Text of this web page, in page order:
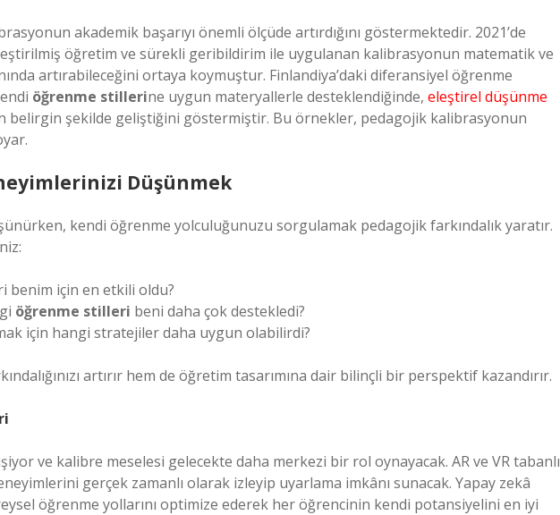
akademik başarıyı önemli ölçüde artırdığını göstermektedir. 2021’de
öğretim ve sürekli geribildirim ile uygulanan kalibrasyonun matematik ve
artırabileceğini ortaya koymuştur. Finlandiya’daki diferansiyel öğrenme
öğrenme stillerine uygun materyallerle desteklendiğinde, eleştirel düşünme
belirgin şekilde geliştiğini göstermiştir. Bu örnekler, pedagojik kalibrasyonun
Düşünmek
kendi öğrenme yolculuğunuzu sorgulamak pedagojik farkındalık yaratır.
benim için en etkili oldu?
öğrenme stilleri beni daha çok destekledi?
için hangi stratejiler daha uygun olabilirdi?
artırır hem de öğretim tasarımına dair bilinçli bir perspektif kazandırır.
ve kalibre meselesi gelecekte daha merkezi bir rol oynayacak. AR ve VR tabanlı
gerçek zamanlı olarak izleyip uyarlama imkânı sunacak. Yapay zekâ
öğrenme yollarını optimize ederek her öğrencinin kendi potansiyelini en iyi